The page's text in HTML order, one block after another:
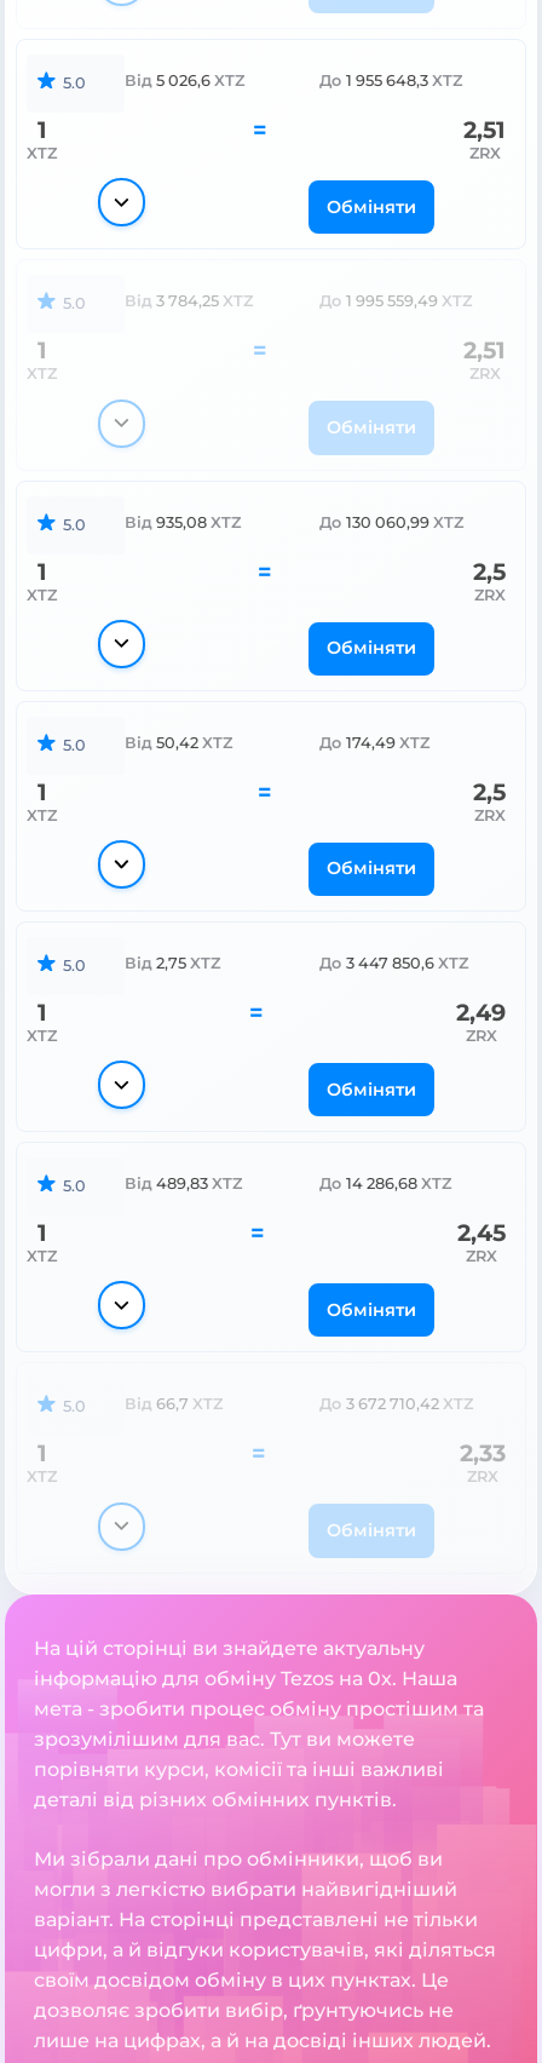
5.0 Від 5 026,6 XTZ До 1 955 648,3 XTZ
1
XTZ
= 2,51
ZRX
Обміняти
5.0 Від 3 784,25 XTZ До 1 995 559,49 XTZ
1
XTZ
= 2,51
ZRX
Обміняти
5.0 Від 935,08 XTZ До 130 060,99 XTZ
1
XTZ
= 2,5
ZRX
Обміняти
5.0 Від 50,42 XTZ До 174,49 XTZ
1
XTZ
= 2,5
ZRX
Обміняти
5.0 Від 2,75 XTZ До 3 447 850,6 XTZ
1
XTZ
= 2,49
ZRX
Обміняти
5.0 Від 489,83 XTZ До 14 286,68 XTZ
1
XTZ
= 2,45
ZRX
Обміняти
5.0 Від 66,7 XTZ До 3 672 710,42 XTZ
1
XTZ
= 2,33
ZRX
Обміняти
На цій сторінці ви знайдете актуальну
інформацію для обміну Tezos на 0x. Наша
мета - зробити процес обміну простішим та
зрозумілішим для вас. Тут ви можете
порівняти курси, комісії та інші важливі
деталі від різних обмінних пунктів.
Ми зібрали дані про обмінники, щоб ви
могли з легкістю вибрати найвигідніший
варіант. На сторінці представлені не тільки
цифри, а й відгуки користувачів, які діляться
своїм досвідом обміну в цих пунктах. Це
дозволяє зробити вибір, ґрунтуючись не
лише на цифрах, а й на досвіді інших людей.